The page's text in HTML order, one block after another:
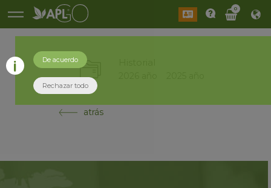
0
atrás
De acuerdo
Rechazar todo